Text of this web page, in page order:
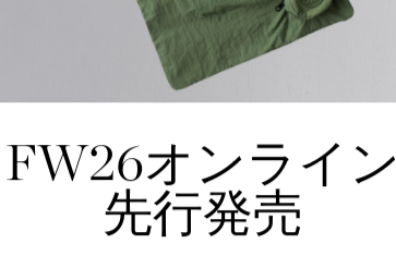
FW26オンライン
先行発売